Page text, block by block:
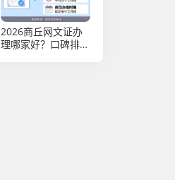
2026商丘网文证办
理哪家好？口碑排行